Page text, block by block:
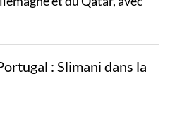
: Slimani dans la